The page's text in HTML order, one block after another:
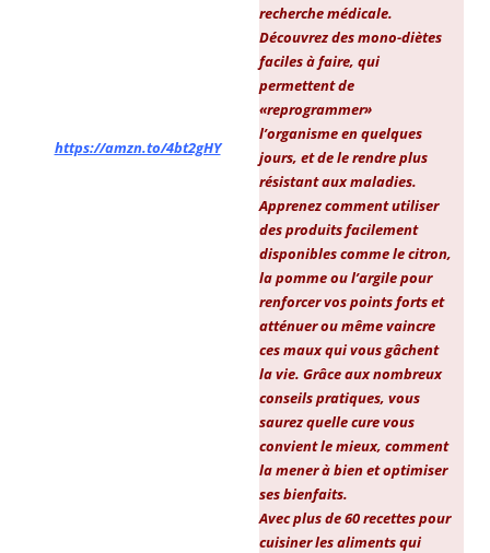
https://amzn.to/4bt2gHY
recherche médicale.
Découvrez des mono-diètes
faciles à faire, qui
permettent de
«reprogrammer»
l’organisme en quelques
jours, et de le rendre plus
résistant aux maladies.
Apprenez comment utiliser
des produits facilement
disponibles comme le citron,
la pomme ou l’argile pour
renforcer vos points forts et
atténuer ou même vaincre
ces maux qui vous gâchent
la vie. Grâce aux nombreux
conseils pratiques, vous
saurez quelle cure vous
convient le mieux, comment
la mener à bien et optimiser
ses bienfaits.
Avec plus de 60 recettes pour
cuisiner les aliments qui